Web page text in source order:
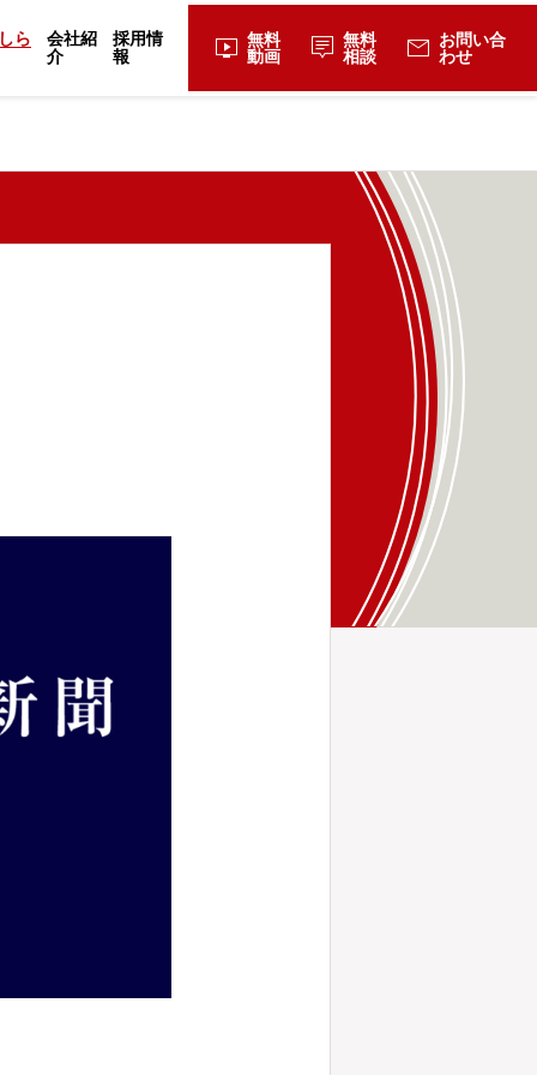
ら 会社紹
介
採用情
報 live_tv 無料
動画
tooltip_2 無料
相談
mail お問い合
わせ